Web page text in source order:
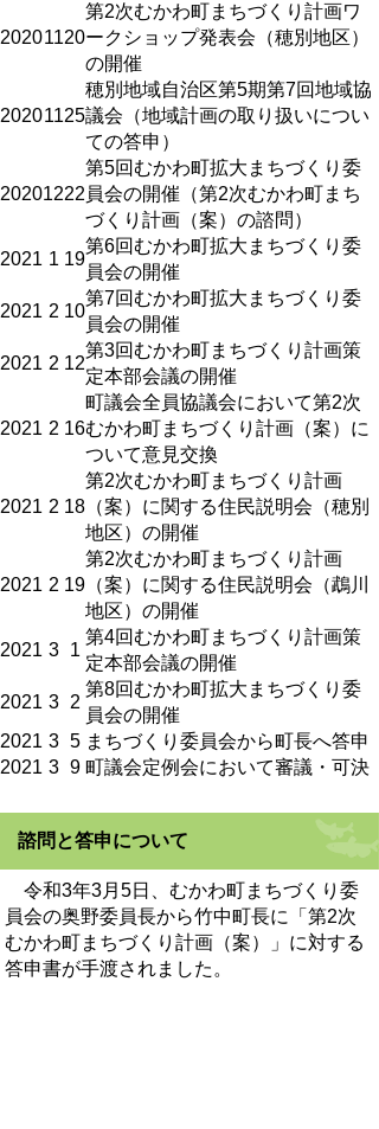
20201120
第2次むかわ町まちづくり計画ワ
ークショップ発表会（穂別地区）
の開催
20201125
穂別地域自治区第5期第7回地域協
議会（地域計画の取り扱いについ
ての答申）
20201222
第5回むかわ町拡大まちづくり委
員会の開催（第2次むかわ町まち
づくり計画（案）の諮問）
2021 1 19
第6回むかわ町拡大まちづくり委
員会の開催
2021 2 10
第7回むかわ町拡大まちづくり委
員会の開催
2021 2 12
第3回むかわ町まちづくり計画策
定本部会議の開催
2021 2 16
町議会全員協議会において第2次
むかわ町まちづくり計画（案）に
ついて意見交換
2021 2 18
第2次むかわ町まちづくり計画
（案）に関する住民説明会（穂別
地区）の開催
2021 2 19
第2次むかわ町まちづくり計画
（案）に関する住民説明会（鵡川
地区）の開催
2021 3 1
第4回むかわ町まちづくり計画策
定本部会議の開催
2021 3 2
第8回むかわ町拡大まちづくり委
員会の開催
2021 3 5 まちづくり委員会から町長へ答申
2021 3 9 町議会定例会において審議・可決
諮問と答申について
令和3年3月5日、むかわ町まちづくり委
員会の奥野委員長から竹中町長に「第2次
むかわ町まちづくり計画（案）」に対する
答申書が手渡されました。